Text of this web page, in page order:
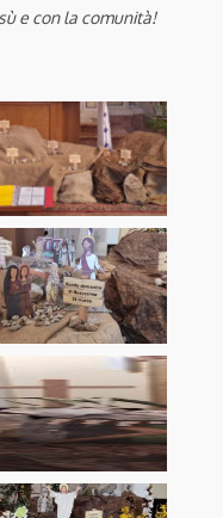
e con la comunità!